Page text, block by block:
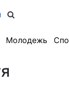
Молодежь